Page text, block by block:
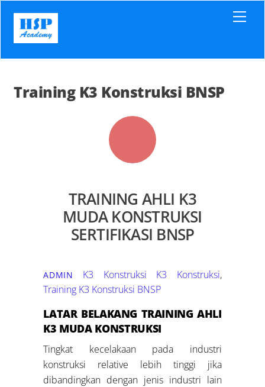
content
Training K3 Konstruksi BNSP
TRAINING AHLI K3
MUDA KONSTRUKSI
SERTIFIKASI BNSP
ADMIN K3 Konstruksi K3 Konstruksi,
Training K3 Konstruksi BNSP
LATAR BELAKANG TRAINING AHLI
K3 MUDA KONSTRUKSI
Tingkat kecelakaan pada industri
konstruksi relative lebih tinggi jika
dibandingkan dengan jenis industri lain